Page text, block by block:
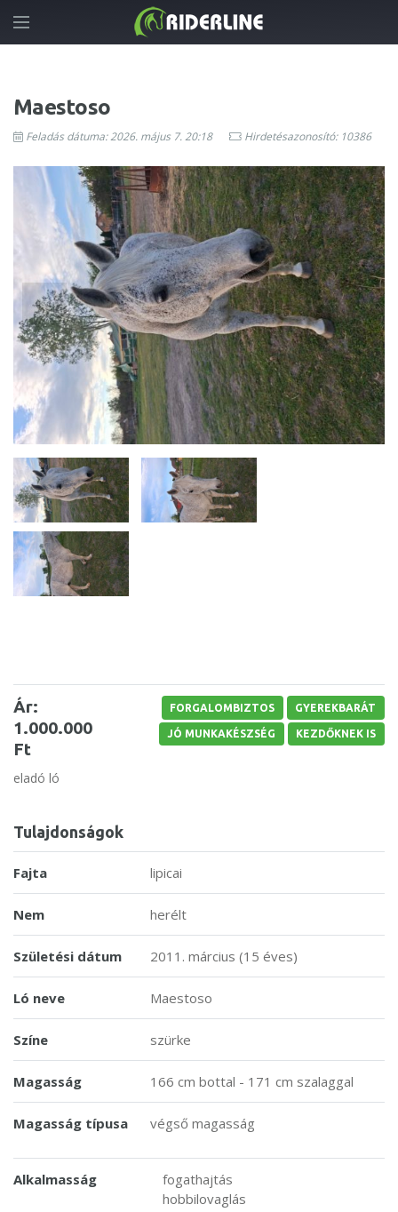
Maestoso
Feladás dátuma: 2026. május 7. 20:18 Hirdetésazonosító: 10386
Ár:
1.000.000
Ft
eladó ló
FORGALOMBIZTOS GYEREKBARÁT
JÓ MUNKAKÉSZSÉG KEZDŐKNEK IS
Tulajdonságok
Fajta lipicai
Nem herélt
Születési dátum 2011. március (15 éves)
Ló neve Maestoso
Színe szürke
Magasság 166 cm bottal - 171 cm szalaggal
Magasság típusa végső magasság
Alkalmasság
fogathajtás
hobbilovaglás